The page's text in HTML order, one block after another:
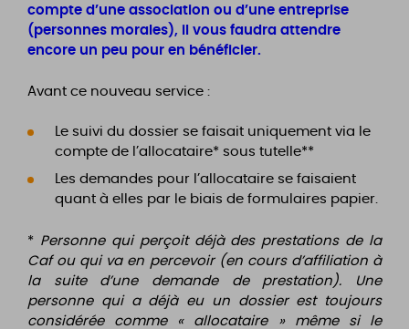
compte d’une association ou d’une entreprise
(personnes morales), il vous faudra attendre
encore un peu pour en bénéficier.
Avant ce nouveau service :
Le suivi du dossier se faisait uniquement via le
compte de l’allocataire* sous tutelle**
Les demandes pour l’allocataire se faisaient
quant à elles par le biais de formulaires papier.
* Personne qui perçoit déjà des prestations de la
Caf ou qui va en percevoir (en cours d’affiliation à
la suite d’une demande de prestation). Une
personne qui a déjà eu un dossier est toujours
considérée comme « allocataire » même si le